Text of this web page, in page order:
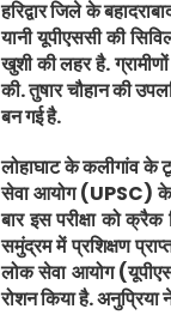
हरिद्वार जिले के
यानी यूपीएससी की
खुशी की लहर है.
की. तुषार चौहान की
बन गई है.
लोहाघाट के कलीगांव के
सेवा आयोग (UPSC) के
बार इस परीक्षा को
समुंद्रम में प्रशिक्षण
लोक सेवा आयोग
रोशन किया है.